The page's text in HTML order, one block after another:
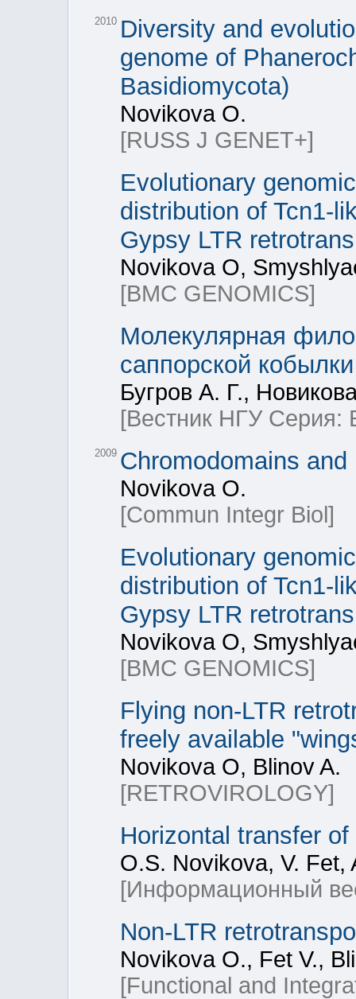
2010 Diversity and
genome of
Basidiomycota)
Novikova O.
[RUSS J GENET+]
Evolutionary
distribution of Tcn1-
Gypsy LTR
Novikova O,
[BMC GENOMICS]
Молекулярная
саппорской
Бугров А. Г.,
[Вестник НГУ Серия:
2009 Chromodomains
Novikova O.
[Commun Integr Biol]
Evolutionary
distribution of Tcn1-
Gypsy LTR
Novikova O,
[BMC GENOMICS]
Flying non-LTR
freely available
Novikova O, Blinov A.
[RETROVIROLOGY]
Horizontal transfer
O.S. Novikova, V. Fet,
[Информационный
Non-LTR
Novikova O., Fet V.,
[Functional and